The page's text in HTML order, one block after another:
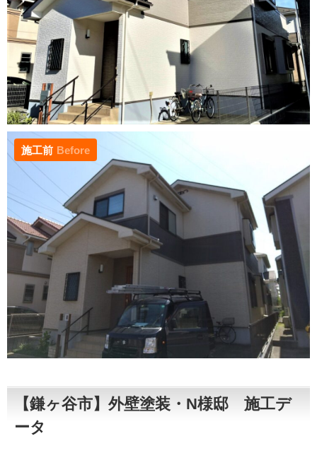
施工前 Before
【鎌ヶ谷市】外壁塗装・N様邸 施工デ
ータ